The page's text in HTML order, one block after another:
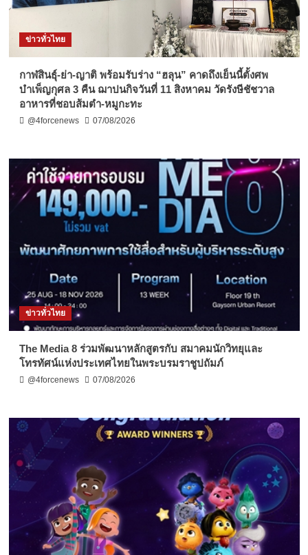
ข่าวทั่วไทย
กาฬสินธุ์-ย่า-ญาติ พร้อมรับร่าง “ฮลุน” คาดถึงเย็นนี้ตั้งศพ
บำเพ็ญกุศล 3 คืน ฌาปนกิจวันที่ 11 สิงหาคม วัดรังษีชัชวาล
อาหารที่ชอบส้มตำ-หมูกะทะ
@4forcenews 07/08/2026
ข่าวทั่วไทย
The Media 8 ร่วมพัฒนาหลักสูตรกับ สมาคมนักวิทยุและ
โทรทัศน์แห่งประเทศไทยในพระบรมราชูปถัมภ์
@4forcenews 07/08/2026